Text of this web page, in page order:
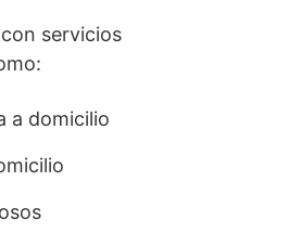
servicios
a domicilio